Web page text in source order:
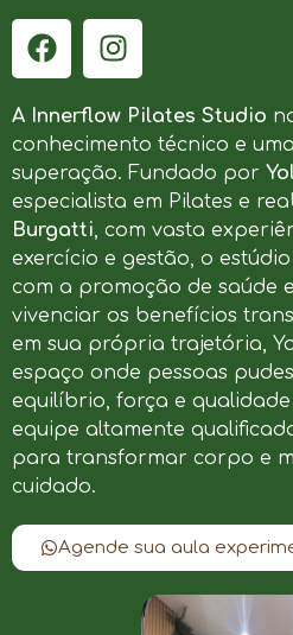
A Innerflow Pilates Studio
conhecimento técnico e
superação. Fundado por
especialista em Pilates e
Burgatti, com vasta
exercício e gestão, o
com a promoção de saúde
vivenciar os benefícios
em sua própria trajetória,
espaço onde pessoas
equilíbrio, força e qualidade
equipe altamente
para transformar corpo e
cuidado.
Agende sua aula